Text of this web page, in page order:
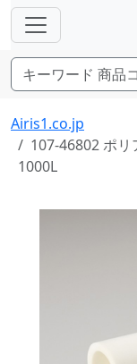
Airis1.co.jp
107-46802 ポ
1000L